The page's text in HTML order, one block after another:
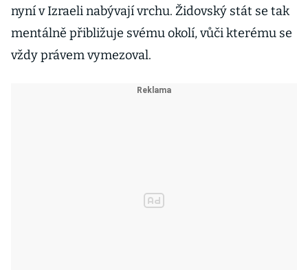
nyní v Izraeli nabývají vrchu. Židovský stát se tak
mentálně přibližuje svému okolí, vůči kterému se
vždy právem vymezoval.